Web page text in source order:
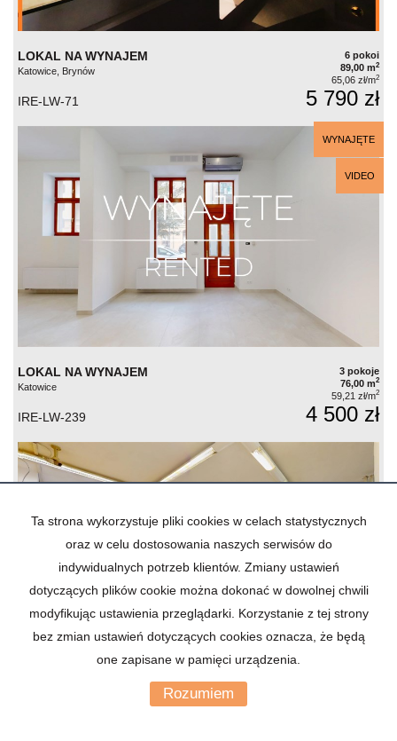
LOKAL NA WYNAJEM
Katowice, Brynów
6 pokoi
89,00 m2
65,06 zł/m2
IRE-LW-71 5 790 zł
WYNAJĘTE
VIDEO
LOKAL NA WYNAJEM
Katowice
3 pokoje
76,00 m2
59,21 zł/m2
IRE-LW-239 4 500 zł
Ta strona wykorzystuje pliki cookies w celach statystycznych
oraz w celu dostosowania naszych serwisów do
indywidualnych potrzeb klientów. Zmiany ustawień
dotyczących plików cookie można dokonać w dowolnej chwili
modyfikując ustawienia przeglądarki. Korzystanie z tej strony
bez zmian ustawień dotyczących cookies oznacza, że będą
one zapisane w pamięci urządzenia.
Rozumiem